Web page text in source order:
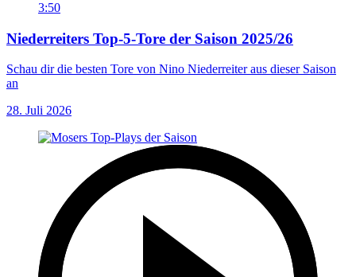
3:50
Niederreiters Top-5-Tore der Saison 2025/26
Schau dir die besten Tore von Nino Niederreiter aus dieser Saison
an
28. Juli 2026